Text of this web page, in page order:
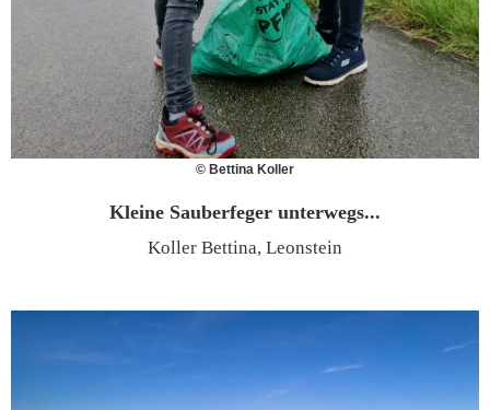
© Bettina Koller
Kleine Sauberfeger unterwegs...
Koller Bettina, Leonstein